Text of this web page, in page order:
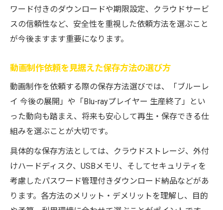
ワード付きのダウンロードや期限設定、クラウドサービ
スの信頼性など、安全性を重視した依頼方法を選ぶこと
が今後ますます重要になります。
動画制作依頼を見据えた保存方法の選び方
動画制作を依頼する際の保存方法選びでは、「ブルーレ
イ 今後の展開」や「Blu-rayプレイヤー 生産終了」とい
った動向も踏まえ、将来も安心して再生・保存できる仕
組みを選ぶことが大切です。
具体的な保存方法としては、クラウドストレージ、外付
けハードディスク、USBメモリ、そしてセキュリティを
考慮したパスワード管理付きダウンロード納品などがあ
ります。各方法のメリット・デメリットを理解し、目的